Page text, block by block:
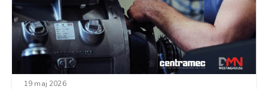
19 maj 2026